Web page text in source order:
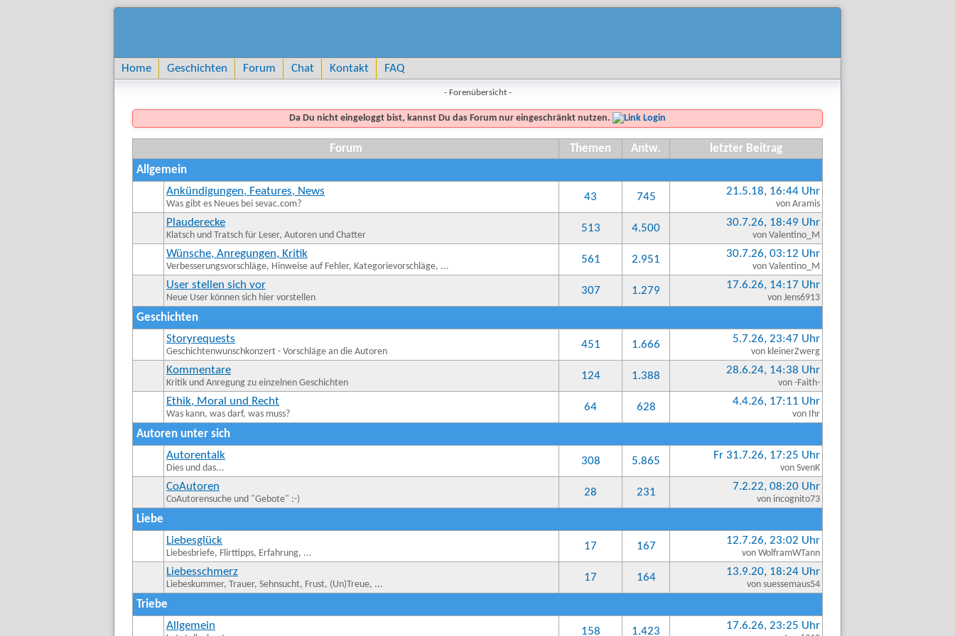
Home Geschichten Forum Chat Kontakt FAQ
- Forenübersicht -
Da Du nicht eingeloggt bist, kannst Du das Forum nur eingeschränkt nutzen. Login
Forum Themen Antw.
letzter Beitrag
Allgemein
Ankündigungen, Features, News
Was gibt es Neues bei sevac.com?
43 745 21.5.18, 16:44 Uhr
von Aramis
Plauderecke
Klatsch und Tratsch für Leser, Autoren und Chatter
513 4.500 30.7.26, 18:49 Uhr
von Valentino_M
Wünsche, Anregungen, Kritik
Verbesserungsvorschläge, Hinweise auf Fehler, Kategorievorschläge, ...
561 2.951 30.7.26, 03:12 Uhr
von Valentino_M
User stellen sich vor
Neue User können sich hier vorstellen
307 1.279 17.6.26, 14:17 Uhr
von Jens6913
Geschichten
Storyrequests
Geschichtenwunschkonzert - Vorschläge an die Autoren
451 1.666 5.7.26, 23:47 Uhr
von kleinerZwerg
Kommentare
Kritik und Anregung zu einzelnen Geschichten
124 1.388 28.6.24, 14:38 Uhr
von -Faith-
Ethik, Moral und Recht
Was kann, was darf, was muss?
64 628 4.4.26, 17:11 Uhr
von Ihr
Autoren unter sich
Autorentalk
Dies und das...
308 5.865 Fr 31.7.26, 17:25 Uhr
von SvenK
CoAutoren
CoAutorensuche und "Gebote" :-)
28 231 7.2.22, 08:20 Uhr
von incognito73
Liebe
Liebesglück
Liebesbriefe, Flirttipps, Erfahrung, ...
17 167 12.7.26, 23:02 Uhr
von WolframWTann
Liebesschmerz
Liebeskummer, Trauer, Sehnsucht, Frust, (Un)Treue, ...
17 164 13.9.20, 18:24 Uhr
von suessemaus54
Triebe
Allgemein
158 1.423 17.6.26, 23:25 Uhr